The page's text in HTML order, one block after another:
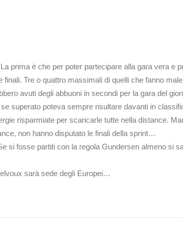
prima è che per poter partecipare alla gara vera e
Tre o quattro massimali di quelli che fanno
avuti degli abbuoni in secondi per la gara del
superato poteva sempre risultare davanti in
risparmiate per scaricarle tutte nella distance.
non hanno disputato le finali della sprint…
si fosse partiti con la regola Gundersen almeno si
sarà sede degli Europei…